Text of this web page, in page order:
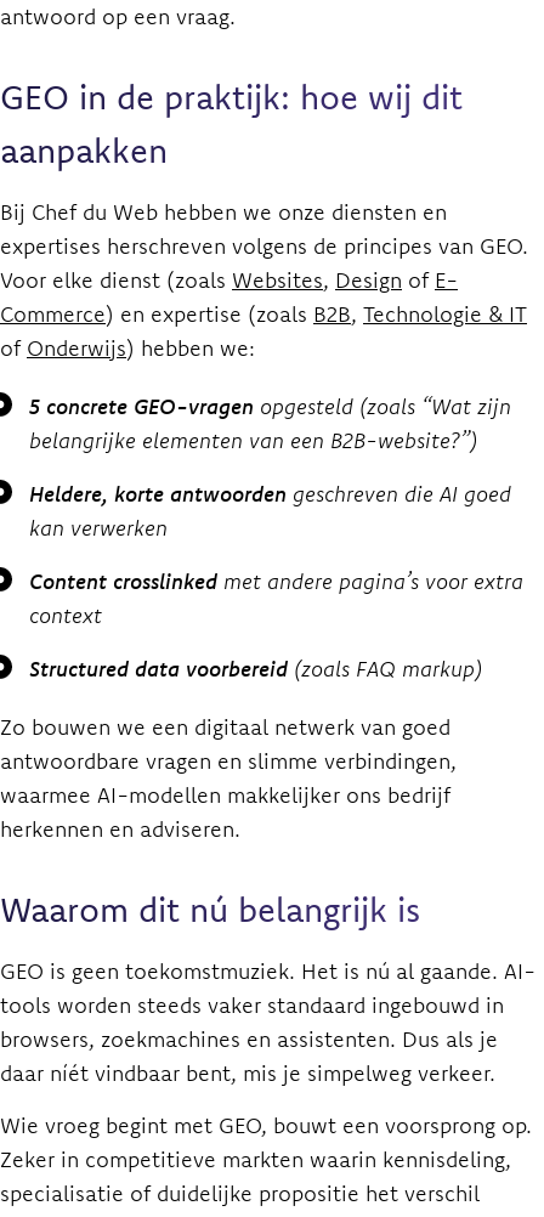
antwoord op een vraag.
GEO in de praktijk: hoe wij dit
aanpakken
Bij Chef du Web hebben we onze diensten en
expertises herschreven volgens de principes van GEO.
Voor elke dienst (zoals Websites, Design of E-
Commerce) en expertise (zoals B2B, Technologie & IT
of Onderwijs) hebben we:
5 concrete GEO-vragen opgesteld (zoals “Wat zijn
belangrijke elementen van een B2B-website?”)
Heldere, korte antwoorden geschreven die AI goed
kan verwerken
Content crosslinked met andere pagina’s voor extra
context
Structured data voorbereid (zoals FAQ markup)
Zo bouwen we een digitaal netwerk van goed
antwoordbare vragen en slimme verbindingen,
waarmee AI-modellen makkelijker ons bedrijf
herkennen en adviseren.
Waarom dit nú belangrijk is
GEO is geen toekomstmuziek. Het is nú al gaande. AI-
tools worden steeds vaker standaard ingebouwd in
browsers, zoekmachines en assistenten. Dus als je
daar níét vindbaar bent, mis je simpelweg verkeer.
Wie vroeg begint met GEO, bouwt een voorsprong op.
Zeker in competitieve markten waarin kennisdeling,
specialisatie of duidelijke propositie het verschil